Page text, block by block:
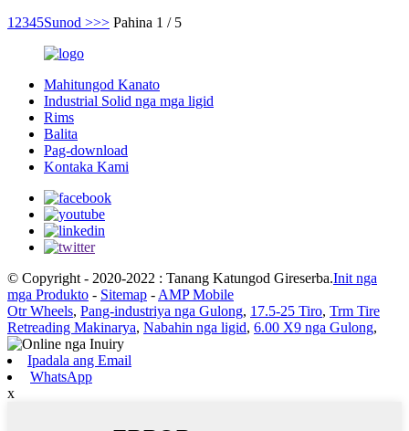
1 2345Sunod >>> Pahina 1 / 5
Mahitungod Kanato
Industrial Solid nga mga ligid
Rims
Balita
Pag-download
Kontaka Kami
© Copyright - 2020-2022 : Tanang Katungod Gireserba.Init nga
mga Produkto - Sitemap - AMP Mobile
Otr Wheels, Pang-industriya nga Gulong, 17.5-25 Tiro, Trm Tire
Retreading Makinarya, Nabahin nga ligid, 6.00 X9 nga Gulong,
Ipadala ang Email
WhatsApp
x